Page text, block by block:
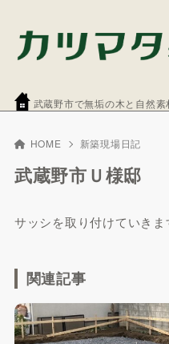
武蔵野市で無垢の木と自然素
HOME 新築現場日記
武蔵野市Ｕ様邸
サッシを取り付けていきま
関連記事